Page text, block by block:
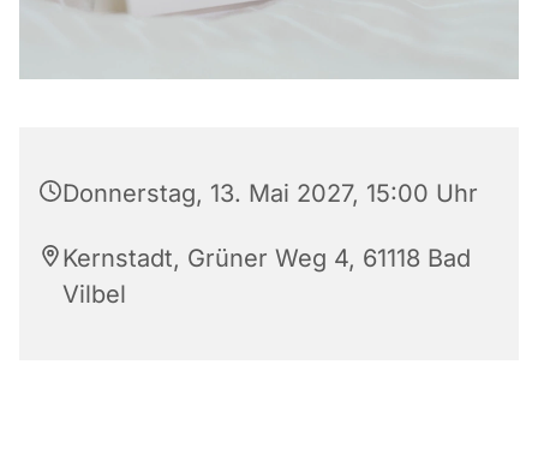
Donnerstag, 13. Mai 2027, 15:00 Uhr
Kernstadt, Grüner Weg 4, 61118 Bad
Vilbel